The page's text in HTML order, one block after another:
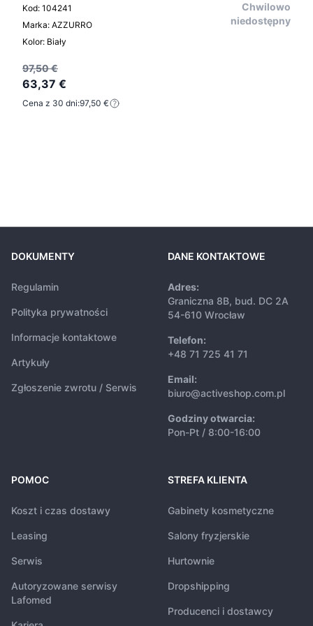
Kod: 104241
Marka: AZZURRO
Kolor: Biały
Chwilowo
niedostępny
97,50 €
63,37 €
Cena z 30 dni:97,50 €
DOKUMENTY
Regulamin
Polityka prywatności
Informacje kontaktowe
Artykuły
Zgłoszenie zwrotu / Serwis
DANE KONTAKTOWE
Adres:
Graniczna 8B, bud. DC 2A
54-610 Wrocław
Telefon:
+48 71 725 41 71
Email:
biuro@activeshop.com.pl
Godziny otwarcia:
Pon-Pt / 8:00-16:00
POMOC
Koszt i czas dostawy
Leasing
Serwis
Autoryzowane serwisy
Lafomed
STREFA KLIENTA
Gabinety kosmetyczne
Salony fryzjerskie
Hurtownie
Dropshipping
Producenci i dostawcy